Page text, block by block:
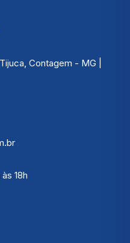
Contagem - MG |
18h